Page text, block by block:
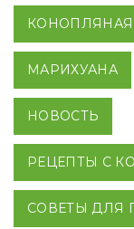
МАРИХУАНА
НОВОСТЬ
РЕЦЕПТЫ С
СОВЕТЫ ДЛЯ